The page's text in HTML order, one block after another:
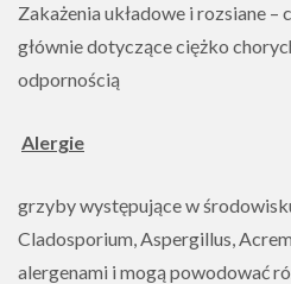
Zakażenia układowe i rozsiane –
głównie dotyczące ciężko
odpornością
Alergie
grzyby występujące w
Cladosporium, Aspergillus,
alergenami i mogą powodować